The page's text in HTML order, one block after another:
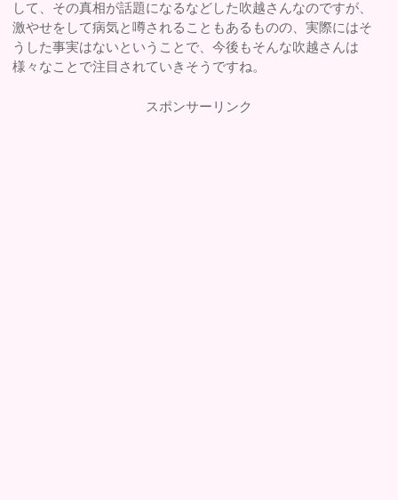
して、その真相が話題になるなどした吹越さんなのですが、
激やせをして病気と噂されることもあるものの、実際にはそ
うした事実はないということで、今後もそんな吹越さんは
様々なことで注目されていきそうですね。
スポンサーリンク